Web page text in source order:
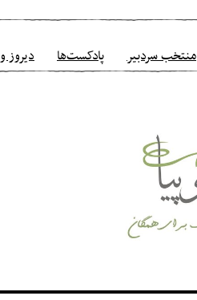
دیروز پادکست‌ها منتخب سردبیر